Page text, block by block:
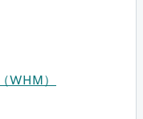
WHM）